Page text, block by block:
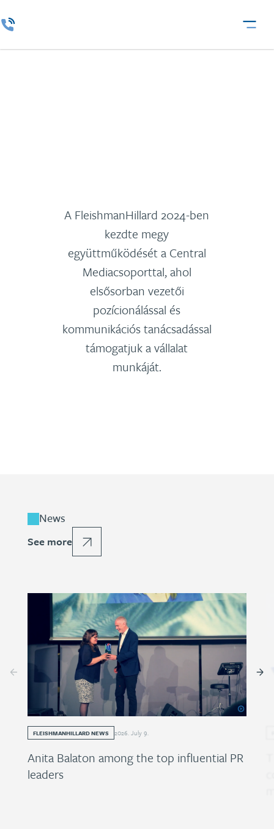
A FleishmanHillard 2024-ben
kezdte megy
együttműködését a Central
Mediacsoporttal, ahol
elsősorban vezetői
pozícionálással és
kommunikációs tanácsadással
támogatjuk a vállalat
munkáját.
News
See more
FLEISHMANHILLARD NEWS 2026. July9.
Anita Balaton among the top influential PR
leaders